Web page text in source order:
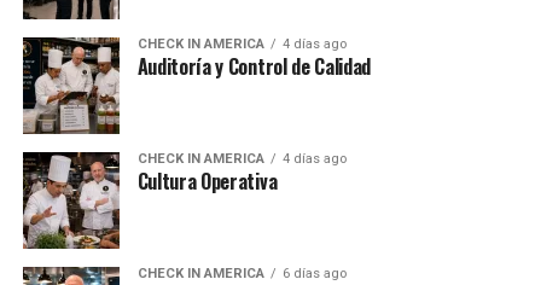
CHECK IN AMERICA 4 días ago
Auditoría y Control de Calidad
CHECK IN AMERICA 4 días ago
Cultura Operativa
CHECK IN AMERICA 6 días ago